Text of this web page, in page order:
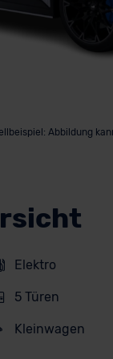
Abbildung
Elektro
5 Türen
Kleinwagen